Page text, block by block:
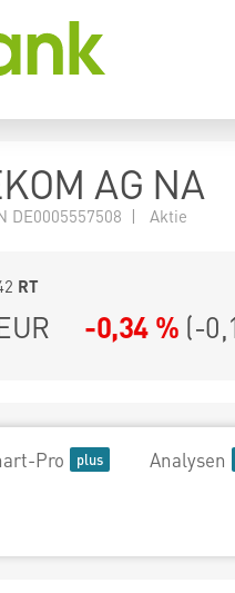
AG NA
DE0005557508 | Aktie
RT
-0,34 % (-
Pro Analysen